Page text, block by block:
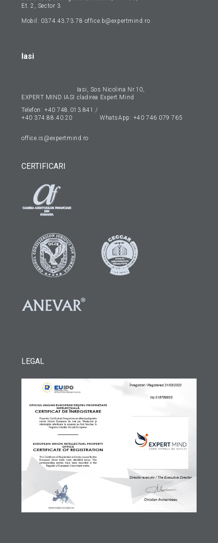
Et. 2, Sector 3
Mobil: 0374.43.73.78 office.b@expertmind.ro
Iasi
EXPERT MIND IASI
Iasi, Sos Nicolina Nr.10,
cladirea Expert Mind
Telefon:+40 748.013.841 /
+40 374.88.40.20
WhatsApp: +40 746 079 765
office.is@expertmind.ro
CERTIFICARI
LEGAL